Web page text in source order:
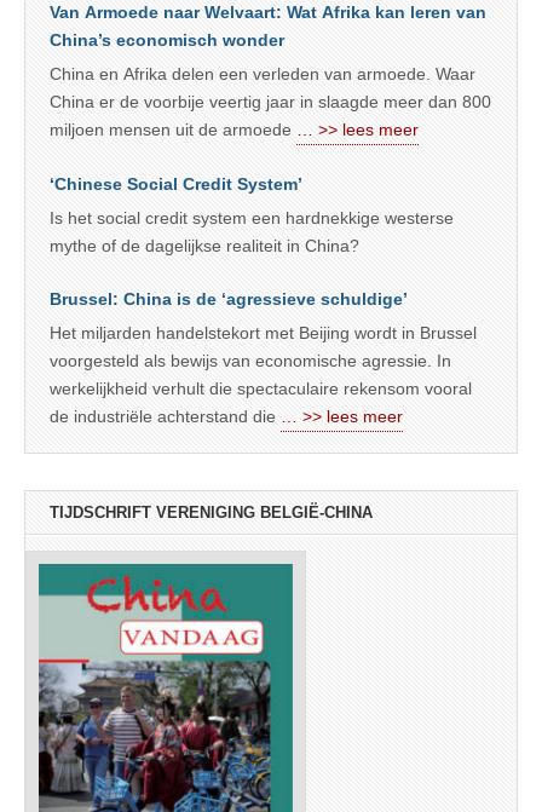
Van Armoede naar Welvaart: Wat Afrika kan leren van
China’s economisch wonder
China en Afrika delen een verleden van armoede. Waar
China er de voorbije veertig jaar in slaagde meer dan 800
miljoen mensen uit de armoede
… >> lees meer
‘Chinese Social Credit System’
Is het social credit system een hardnekkige westerse
mythe of de dagelijkse realiteit in China?
Brussel: China is de ‘agressieve schuldige’
Het miljarden handelstekort met Beijing wordt in Brussel
voorgesteld als bewijs van economische agressie. In
werkelijkheid verhult die spectaculaire rekensom vooral
de industriële achterstand die
… >> lees meer
TIJDSCHRIFT VERENIGING BELGIË-CHINA